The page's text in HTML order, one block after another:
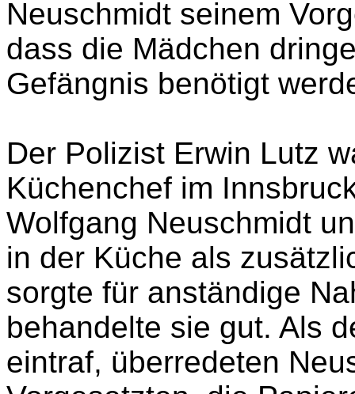
vorgesehen und baten
Meister Wolfgang
Deportation der
dass die Mädchen
Gefängnis benötigt
Der Polizist Erwin Lutz
Küchenchef im
Wolfgang Neuschmidt
in der Küche als